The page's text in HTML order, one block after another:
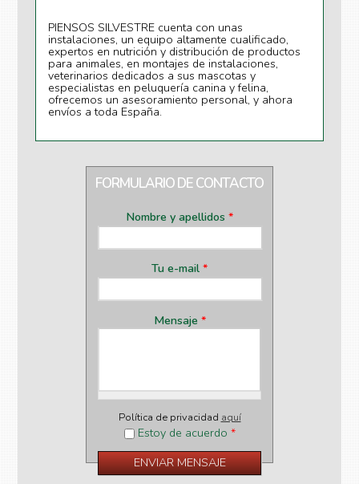
PIENSOS SILVESTRE cuenta con unas
instalaciones, un equipo altamente cualificado,
expertos en nutrición y distribución de productos
para animales, en montajes de instalaciones,
veterinarios dedicados a sus mascotas y
especialistas en peluquería canina y felina,
ofrecemos un asesoramiento personal, y ahora
envíos a toda España.
FORMULARIO DE CONTACTO
Nombre y apellidos *
Tu e-mail *
Mensaje *
Política de privacidad aquí
Estoy de acuerdo *